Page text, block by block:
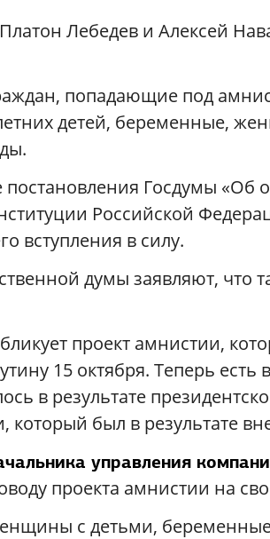
Лебедев и Алексей
попадающие под
детей, беременные,
Госдумы «Об
Российской
вступления в силу.
думы заявляют, что
проект амнистии,
15 октября. Теперь
в результате
который был в результате
управления
проекта амнистии на
с детьми,